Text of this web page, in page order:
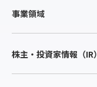
事業領域
株主・投資家情報（IR）